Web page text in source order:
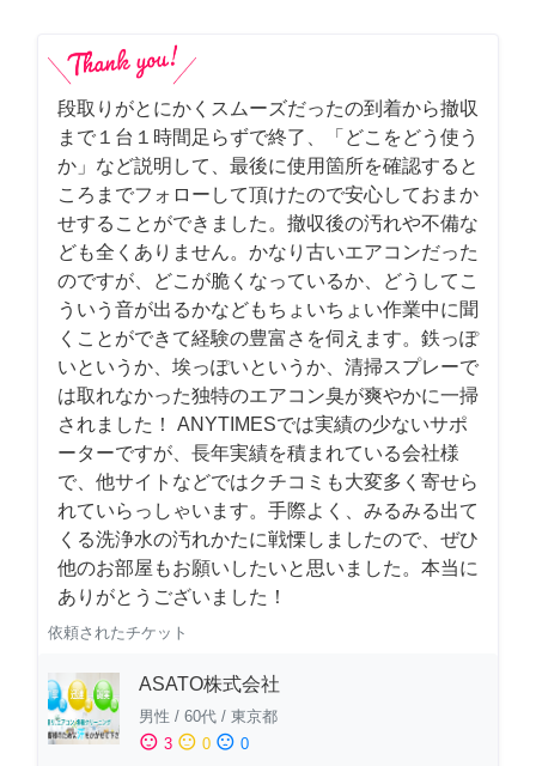
段取りがとにかくスムーズだったの到着から撤収
まで１台１時間足らずで終了、「どこをどう使う
か」など説明して、最後に使用箇所を確認すると
ころまでフォローして頂けたので安心しておまか
せすることができました。撤収後の汚れや不備な
ども全くありません。かなり古いエアコンだった
のですが、どこが脆くなっているか、どうしてこ
ういう音が出るかなどもちょいちょい作業中に聞
くことができて経験の豊富さを伺えます。鉄っぽ
いというか、埃っぽいというか、清掃スプレーで
は取れなかった独特のエアコン臭が爽やかに一掃
されました！ ANYTIMESでは実績の少ないサポ
ーターですが、長年実績を積まれている会社様
で、他サイトなどではクチコミも大変多く寄せら
れていらっしゃいます。手際よく、みるみる出て
くる洗浄水の汚れかたに戦慄しましたので、ぜひ
他のお部屋もお願いしたいと思いました。本当に
ありがとうございました！
依頼されたチケット
ASATO株式会社
男性 / 60代 / 東京都
sentiment_satisfied 3 sentiment_neutral 0 sentiment_dissatisfied 0